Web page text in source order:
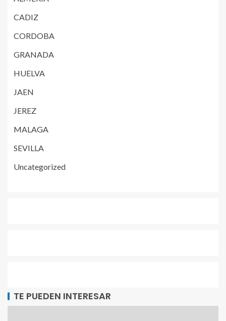
CADIZ
CORDOBA
GRANADA
HUELVA
JAEN
JEREZ
MALAGA
SEVILLA
Uncategorized
TE PUEDEN INTERESAR